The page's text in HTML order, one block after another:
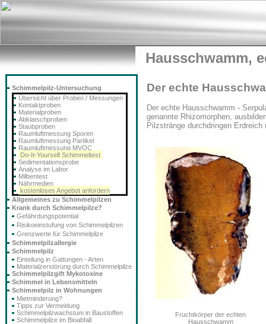
Hausschwamm,
Der echte
Der echte Hausschwamm -
genannte Rhizomorphen,
Pilzstränge durchdringen
Fruchtkörper der echten
Hausschwamm
Schimmelpilz-Untersuchung
Übersicht über Proben / Messungen
Kontaktproben
Materialproben
Abklatschproben
Staubproben
Raumluftmessung Sporen
Raumluftmessung Partikel
Raumluftmessung MVOC
Do-It-Yourself Schimmeltest
Sedimentationsprobe
Analyse im Labor
Milbentest
Nährmedien
kostenloses Angebot anfordern
Allgemeines zu Schimmelpilzen
Krank durch Schimmelpilze?
Gefährdungspotential
Risikoeinstufung von Schimmelpilzen
Grenzwerte für Schimmelpilze
Schimmelpilzallergie
Schimmelpilz
Einteilung in Gattungen - Arten
Materialzerstörung durch Schimmelpilze
Schimmelpilzgift Mykotoxine
Schimmel in Lebensmitteln
Schimmelpilz in Wohnungen
Mietminderung?
Tipps zur Vermeidung
Schimmelpilzwachstum in Baustoffen
Schimmelpilze im Bioabfall